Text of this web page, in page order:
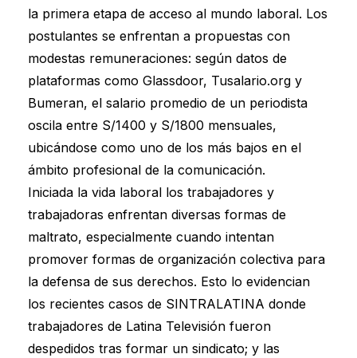
la primera etapa de acceso al mundo laboral. Los
postulantes se enfrentan a propuestas con
modestas remuneraciones: según datos de
plataformas como Glassdoor, Tusalario.org y
Bumeran, el salario promedio de un periodista
oscila entre S/1400 y S/1800 mensuales,
ubicándose como uno de los más bajos en el
ámbito profesional de la comunicación.
Iniciada la vida laboral los trabajadores y
trabajadoras enfrentan diversas formas de
maltrato, especialmente cuando intentan
promover formas de organización colectiva para
la defensa de sus derechos. Esto lo evidencian
los recientes casos de SINTRALATINA donde
trabajadores de Latina Televisión fueron
despedidos tras formar un sindicato; y las